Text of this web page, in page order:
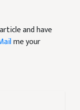
and have
me your